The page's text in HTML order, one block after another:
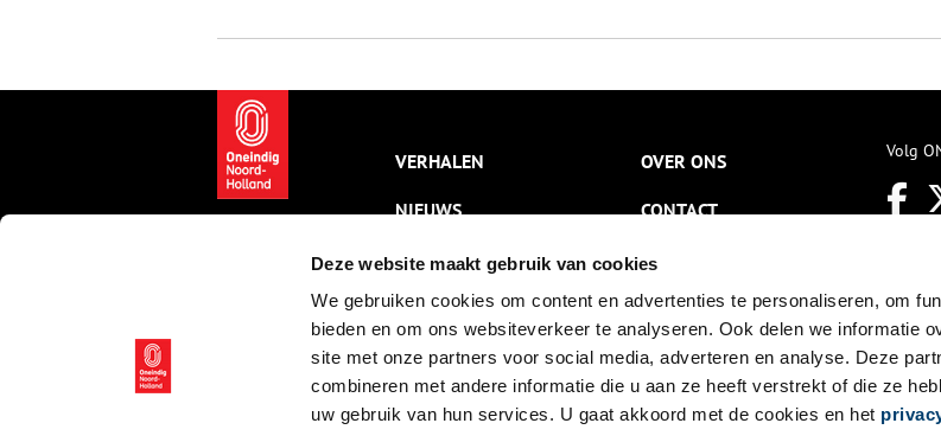
Deze website maakt gebruik van cookies
We gebruiken cookies om content en advertenties te personaliseren, om
bieden en om ons websiteverkeer te analyseren. Ook delen we informatie
site met onze partners voor social media, adverteren en analyse. Deze
combineren met andere informatie die u aan ze heeft verstrekt of die ze
uw gebruik van hun services. U gaat akkoord met de cookies en het
de recente geschiedenis
dichteressen Anna en Maria
Tesselschade Roemers Visscher
toe. Alhoewel – staan de zussen
er wel echt op?
VERHALEN
NIEUWS
KALENDER
THEMA’S
ACTIVITEITEN
VIDEO’S
OVER ONS
CONTACT
NIEUWSBRIEF
DISCLAIMER
PRIVACY
TOEGANKELIJKHEID
Volg